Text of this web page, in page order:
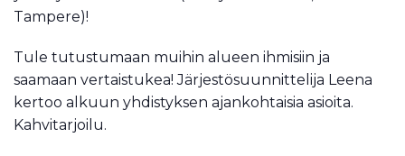
Tampere)!
Tule tutustumaan muihin alueen ihmisiin ja
saamaan vertaistukea! Järjestösuunnittelija Leena
kertoo alkuun yhdistyksen ajankohtaisia asioita.
Kahvitarjoilu.